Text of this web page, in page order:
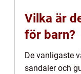
Vilka är
för barn?
De vanligaste
sandaler och